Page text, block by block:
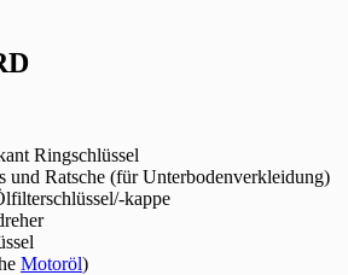
Ringschlüssel
und Ratsche (für Unterbodenverkleidung)
kappe
Motoröl)